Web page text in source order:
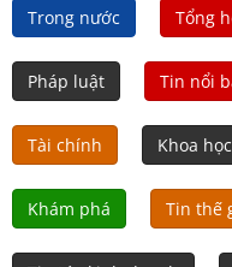
Trong nước Tổng
Pháp luật Tin nổi
Tài chính Khoa
Khám phá Tin thế